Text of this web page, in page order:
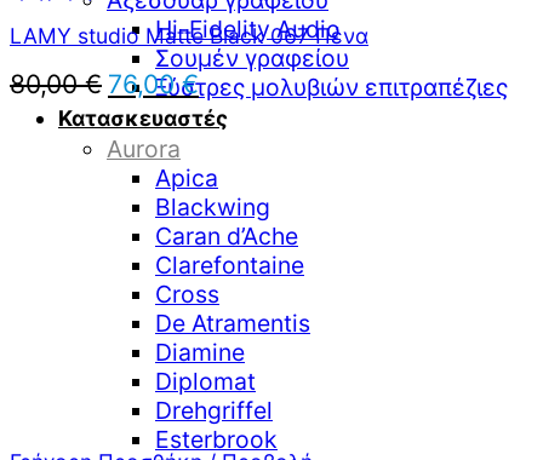
Hi-Fidelity Audio
Σουμέν γραφείου
Ξύστρες μολυβιών επιτραπέζιες
Κατασκευαστές
Aurora
Apica
Blackwing
Caran d’Ache
Clarefontaine
Cross
De Atramentis
Diamine
Diplomat
Drehgriffel
Esterbrook
LAMY studio Matte Black 067 Πένα
80,00€ Original
price
was:
80,00 €.
76,00€Η
τρέχουσα
τιμή
76,00 €.